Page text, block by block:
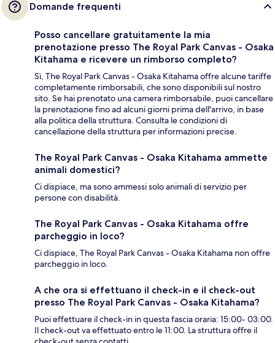
Domande frequenti
Posso cancellare gratuitamente la mia
prenotazione presso The Royal Park Canvas - Osaka
Kitahama e ricevere un rimborso completo?
Sì, The Royal Park Canvas - Osaka Kitahama offre alcune tariffe
completamente rimborsabili, che sono disponibili sul nostro
sito. Se hai prenotato una camera rimborsabile, puoi cancellare
la prenotazione fino ad alcuni giorni prima dell'arrivo, in base
alla politica della struttura. Consulta le condizioni di
cancellazione della struttura per informazioni precise.
The Royal Park Canvas - Osaka Kitahama ammette
animali domestici?
Ci dispiace, ma sono ammessi solo animali di servizio per
persone con disabilità.
The Royal Park Canvas - Osaka Kitahama offre
parcheggio in loco?
Ci dispiace, The Royal Park Canvas - Osaka Kitahama non offre
parcheggio in loco.
A che ora si effettuano il check-in e il check-out
presso The Royal Park Canvas - Osaka Kitahama?
Puoi effettuare il check-in in questa fascia oraria: 15:00- 03:00.
Il check-out va effettuato entro le 11:00. La struttura offre il